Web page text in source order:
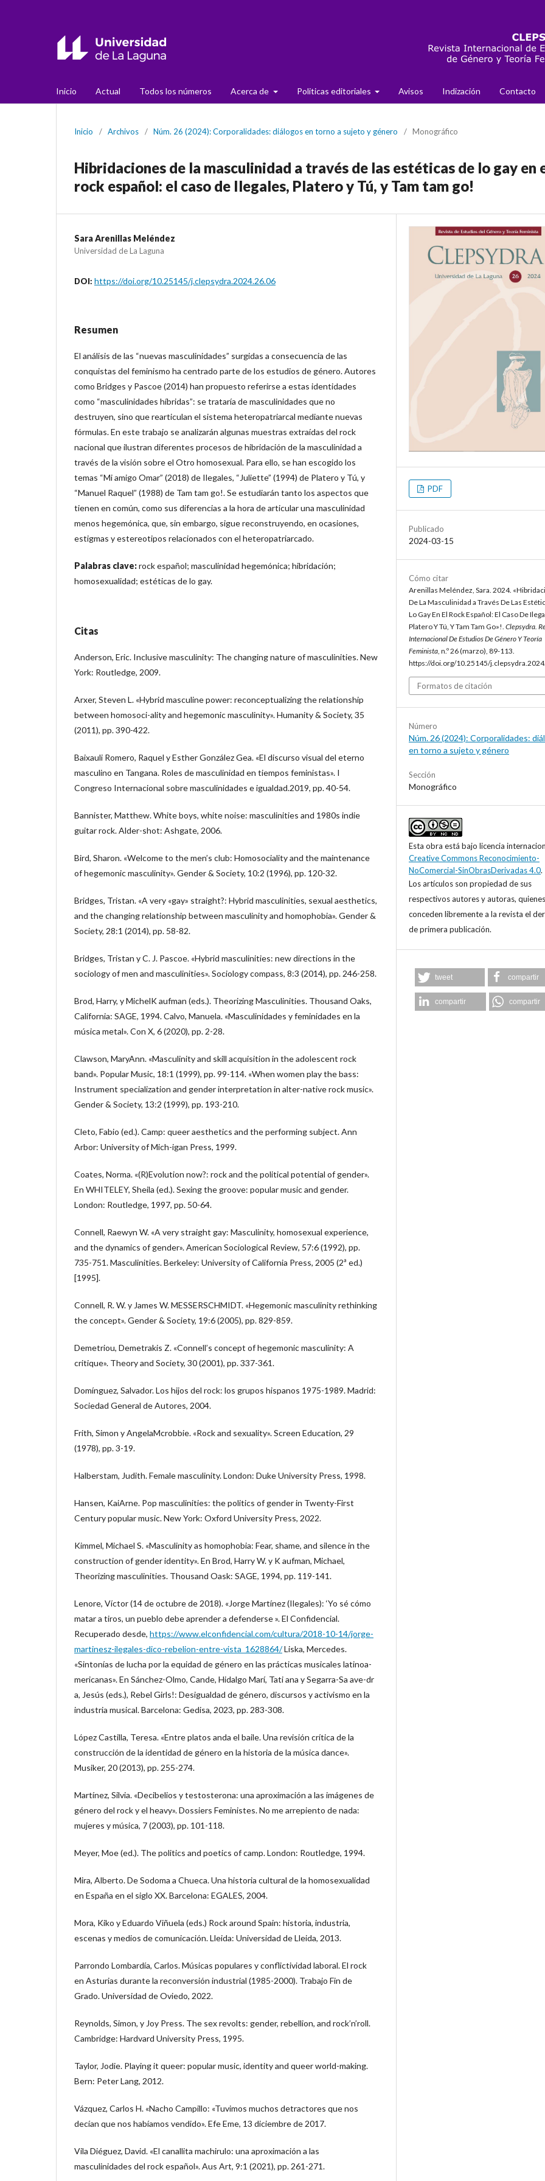
Inicio Actual Todos los números Acerca de Politicas editoriales Avisos Indización Contacto
Inicio / Archivos / Núm. 26 (2024): Corporalidades: diálogos en torno a sujeto y género / Monográfico
Hibridaciones de la masculinidad a través de las estéticas de lo gay en
rock español: el caso de Ilegales, Platero y Tú, y Tam tam go!
Sara Arenillas Meléndez
Universidad de La Laguna
DOI: https://doi.org/10.25145/j.clepsydra.2024.26.06
Resumen
El análisis de las “nuevas masculinidades” surgidas a consecuencia de las
conquistas del feminismo ha centrado parte de los estudios de género. Autores
como Bridges y Pascoe (2014) han propuesto referirse a estas identidades
como “masculinidades híbridas”: se trataría de masculinidades que no
destruyen, sino que rearticulan el sistema heteropatriarcal mediante nuevas
fórmulas. En este trabajo se analizarán algunas muestras extraídas del rock
nacional que ilustran diferentes procesos de hibridación de la masculinidad a
través de la visión sobre el Otro homosexual. Para ello, se han escogido los
temas “Mi amigo Omar” (2018) de Ilegales, “Juliette” (1994) de Platero y Tú, y
“Manuel Raquel” (1988) de Tam tam go!. Se estudiarán tanto los aspectos que
tienen en común, como sus diferencias a la hora de articular una masculinidad
menos hegemónica, que, sin embargo, sigue reconstruyendo, en ocasiones,
estigmas y estereotipos relacionados con el heteropatriarcado.
Palabras clave:rock español; masculinidad hegemónica; hibridación;
homosexualidad; estéticas de lo gay.
Citas
Anderson, Eric. Inclusive masculinity: The changing nature of masculinities. New
York: Routledge, 2009.
Arxer, Steven L. «Hybrid masculine power: reconceptualizing the relationship
between homosoci-ality and hegemonic masculinity». Humanity & Society, 35
(2011), pp. 390-422.
Baixauli Romero, Raquel y Esther González Gea. «El discurso visual del eterno
masculino en Tangana. Roles de masculinidad en tiempos feministas». I
Congreso Internacional sobre masculinidades e igualdad.2019, pp. 40-54.
Bannister, Matthew. White boys, white noise: masculinities and 1980s indie
guitar rock. Alder-shot: Ashgate, 2006.
Bird, Sharon. «Welcome to the men’s club: Homosociality and the maintenance
of hegemonic masculinity». Gender & Society, 10:2 (1996), pp. 120-32.
Bridges, Tristan. «A very «gay» straight?: Hybrid masculinities, sexual aesthetics,
and the changing relationship between masculinity and homophobia». Gender &
Society, 28:1 (2014), pp. 58-82.
Bridges, Tristan y C. J. Pascoe. «Hybrid masculinities: new directions in the
sociology of men and masculinities». Sociology compass, 8:3 (2014), pp. 246-258.
Brod, Harry, y MichelK aufman (eds.). Theorizing Masculinities. Thousand Oaks,
California: SAGE, 1994. Calvo, Manuela. «Masculinidades y feminidades en la
música metal». Con X, 6 (2020), pp. 2-28.
Clawson, MaryAnn. «Masculinity and skill acquisition in the adolescent rock
band». Popular Music, 18:1 (1999), pp. 99-114. «When women play the bass:
Instrument specialization and gender interpretation in alter-native rock music».
Gender & Society, 13:2 (1999), pp. 193-210.
Cleto, Fabio (ed.). Camp: queer aesthetics and the performing subject. Ann
Arbor: University of Mich-igan Press, 1999.
Coates, Norma. «(R)Evolution now?: rock and the political potential of gender».
En WHITELEY, Sheila (ed.). Sexing the groove: popular music and gender.
London: Routledge, 1997, pp. 50-64.
Connell, Raewyn W. «A very straight gay: Masculinity, homosexual experience,
and the dynamics of gender». American Sociological Review, 57:6 (1992), pp.
735-751. Masculinities. Berkeley: University of California Press, 2005 (2ª ed.)
[1995].
Connell, R. W. y James W. MESSERSCHMIDT. «Hegemonic masculinity rethinking
the concept». Gender & Society, 19:6 (2005), pp. 829-859.
Demetriou, Demetrakis Z. «Connell’s concept of hegemonic masculinity: A
critique». Theory and Society, 30 (2001), pp. 337-361.
Domínguez, Salvador. Los hijos del rock: los grupos hispanos 1975-1989. Madrid:
Sociedad General de Autores, 2004.
Frith, Simon y AngelaMcrobbie. «Rock and sexuality». Screen Education, 29
(1978), pp. 3-19.
Halberstam, Judith. Female masculinity. London: Duke University Press, 1998.
Hansen, KaiArne. Pop masculinities: the politics of gender in Twenty-First
Century popular music. New York: Oxford University Press, 2022.
Kimmel, Michael S. «Masculinity as homophobia: Fear, shame, and silence in the
construction of gender identity». En Brod, Harry W. y K aufman, Michael,
Theorizing masculinities. Thousand Oask: SAGE, 1994, pp. 119-141.
Lenore, Víctor (14 de octubre de 2018). «Jorge Martínez (Ilegales): ‘Yo sé cómo
matar a tiros, un pueblo debe aprender a defenderse ». El Confidencial.
Recuperado desde, https://www.elconfidencial.com/cultura/2018-10-14/jorge-
martinesz-ilegales-dico-rebelion-entre-vista_1628864/Liska, Mercedes.
«Sintonías de lucha por la equidad de género en las prácticas musicales latinoa-
mericanas». En Sánchez-Olmo, Cande, Hidalgo Marí, Tati ana y Segarra-Sa ave-dr
a, Jesús (eds.), Rebel Girls!: Desigualdad de género, discursos y activismo en la
industria musical. Barcelona: Gedisa, 2023, pp. 283-308.
López Castilla, Teresa. «Entre platos anda el baile. Una revisión crítica de la
construcción de la identidad de género en la historia de la música dance».
Musiker, 20 (2013), pp. 255-274.
Martínez, Silvia. «Decibelios y testosterona: una aproximación a las imágenes de
género del rock y el heavy». Dossiers Feministes. No me arrepiento de nada:
mujeres y música, 7 (2003), pp. 101-118.
Meyer, Moe (ed.). The politics and poetics of camp. London: Routledge, 1994.
Mira, Alberto. De Sodoma a Chueca. Una historia cultural de la homosexualidad
en España en el siglo XX. Barcelona: EGALES, 2004.
Mora, Kiko y Eduardo Viñuela (eds.) Rock around Spain: historia, industria,
escenas y medios de comunicación. Lleida: Universidad de Lleida, 2013.
Parrondo Lombardía, Carlos. Músicas populares y conflictividad laboral. El rock
en Asturias durante la reconversión industrial (1985-2000). Trabajo Fin de
Grado. Universidad de Oviedo, 2022.
Reynolds, Simon, y Joy Press. The sex revolts: gender, rebellion, and rock’n’roll.
Cambridge: Hardvard University Press, 1995.
Taylor, Jodie. Playing it queer: popular music, identity and queer world-making.
Bern: Peter Lang, 2012.
Vázquez, Carlos H. «Nacho Campillo: «Tuvimos muchos detractores que nos
decían que nos habíamos vendido». Efe Eme, 13 diciembre de 2017.
Vila Diéguez, David. «El canallita machirulo: una aproximación a las
masculinidades del rock español». Aus Art, 9:1 (2021), pp. 261-271.
PDF
Publicado
2024-03-15
Cómo citar
Arenillas Meléndez, Sara. 2024.
De La Masculinidad a Través De Las
Lo Gay En El Rock Español: El Caso De
Platero Y Tú, Y Tam Tam Go»!. Clepsydra.
Internacional De Estudios De Género Y Teoría
Feminista , n.º 26 (marzo), 89-113.
https://doi.org/10.25145/
Formatos de citación
Número
Núm. 26 (2024): Corporalidades:
en torno a sujeto y género
Sección
Monográfico
Esta obra está bajo licencia
Creative Commons Reconocimiento-
NoComercial-SinObrasDerivadas 4.0.
Los artículos son propiedad de sus
respectivos autores y autoras, quienes
conceden libremente a la revista el
de primera publicación.
tweet compartir
compartir compartir